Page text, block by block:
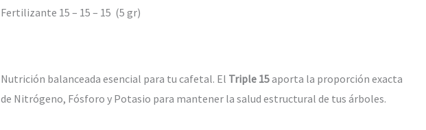
Fertilizante 15 – 15 – 15 (5 gr)
Nutrición balanceada esencial para tu cafetal. El Triple 15aporta la proporción exacta
de Nitrógeno, Fósforo y Potasio para mantener la salud estructural de tus árboles.
5